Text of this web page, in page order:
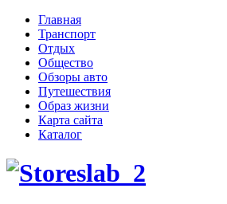
Главная
Транспорт
Отдых
Общество
Обзоры авто
Путешествия
Образ жизни
Карта сайта
Каталог